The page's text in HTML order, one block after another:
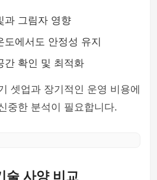
과 그림자 영향
도에서도 안정성 유지
간 확인 및 최적화
셋업과 장기적인 운영 비용에
중한 분석이 필요합니다.
술 사양 비교